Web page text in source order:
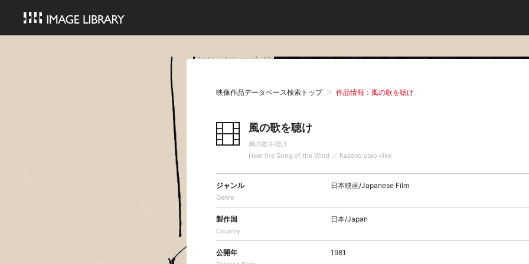
映像作品データベース検索トップ 作品情報：風の歌を聴け
風の歌を聴け
風の歌を聴け
Hear the Song of the Wind ／ Kazeno utao kike
ジャンル
Genre
日本映画/Japanese Film
製作国
Country
日本/Japan
公開年 1981